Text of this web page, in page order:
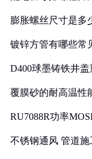
膨胀螺丝尺寸是多
镀锌方管有哪些常
D400球墨铸铁井
覆膜砂的耐高温性
RU7088R功率
不锈钢通风 管道施